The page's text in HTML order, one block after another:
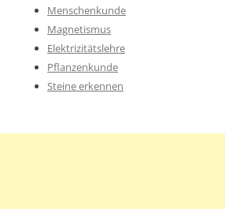
Menschenkunde
Magnetismus
Elektrizitätslehre
Pflanzenkunde
Steine erkennen